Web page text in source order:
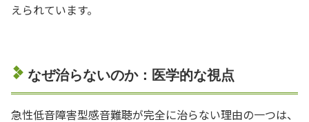
えられています。
なぜ治らないのか：医学的な視点
急性低音障害型感音難聴が完全に治らない理由の一つは、